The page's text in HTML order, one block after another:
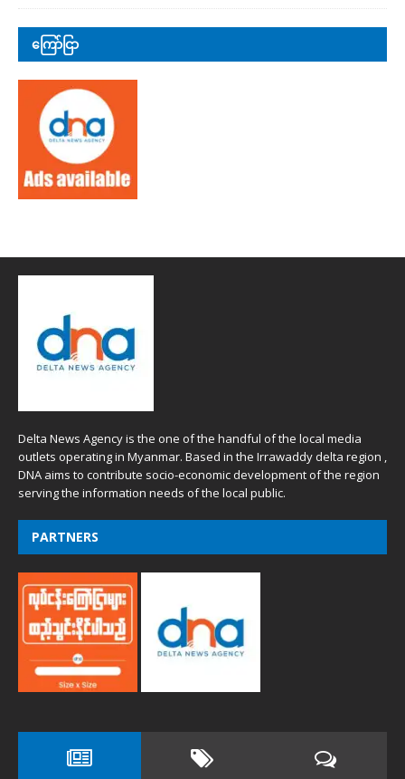
ကြော်ငြာ
Delta News Agency is the one of the handful of the local media
outlets operating in Myanmar. Based in the Irrawaddy delta region ,
DNA aims to contribute socio-economic development of the region
serving the information needs of the local public.
PARTNERS